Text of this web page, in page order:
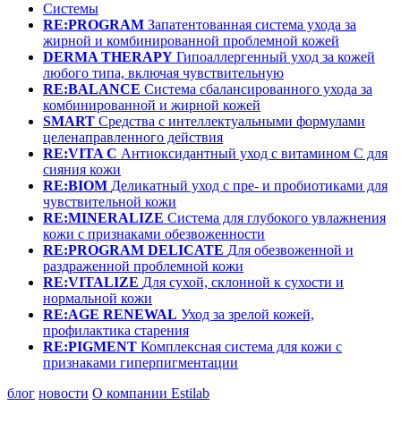
Системы
RE:PROGRAM Запатентованная система ухода за
жирной и комбинированной проблемной кожей
DERMA THERAPY Гипоаллергенный уход за кожей
любого типа, включая чувствительную
RE:BALANCE Система сбалансированного ухода за
комбинированной и жирной кожей
SMART Средства с интеллектуальными формулами
целенаправленного действия
RE:VITA C Антиоксидантный уход с витамином С для
сияния кожи
RE:BIOM Деликатный уход с пре- и пробиотиками для
чувствительной кожи
RE:MINERALIZE Система для глубокого увлажнения
кожи с признаками обезвоженности
RE:PROGRAM DELICATE Для обезвоженной и
раздраженной проблемной кожи
RE:VITALIZE Для сухой, склонной к сухости и
нормальной кожи
RE:AGE RENEWAL Уход за зрелой кожей,
профилактика старения
RE:PIGMENT Комплексная система для кожи с
признаками гиперпигментации
блог новости О компании Estilab